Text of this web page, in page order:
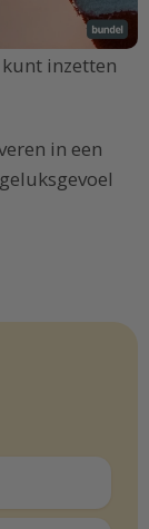
inzetten
in een